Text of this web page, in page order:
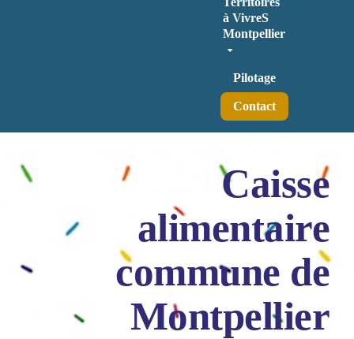
à VivreS
Montpellier
Pilotage
Contact
Caisse
alimentaire
commune de
Montpellier